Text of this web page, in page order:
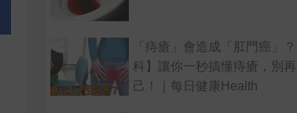
「痔瘡」會造成「肛門癌」
科】讓你一秒搞懂痔瘡，別
己！｜每日健康Health